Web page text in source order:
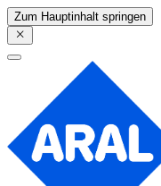
Zum Hauptinhalt springen